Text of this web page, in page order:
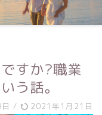
すか?職業
う話。
/ 2021年1月21日